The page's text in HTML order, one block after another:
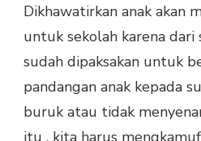
Dikhawatirkan anak akan
untuk sekolah karena dari
sudah dipaksakan untuk
pandangan anak kepada
buruk atau tidak
itu , kita harus